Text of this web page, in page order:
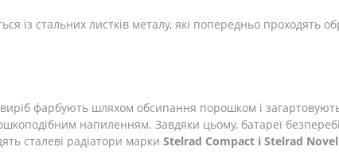
із стальних листків металу, які попередньо проходять
виріб фарбують шляхом обсипання порошком і
напиленням. Завдяки цьому, батареї
сталеві радіатори марки Stelrad Compact i Stelrad